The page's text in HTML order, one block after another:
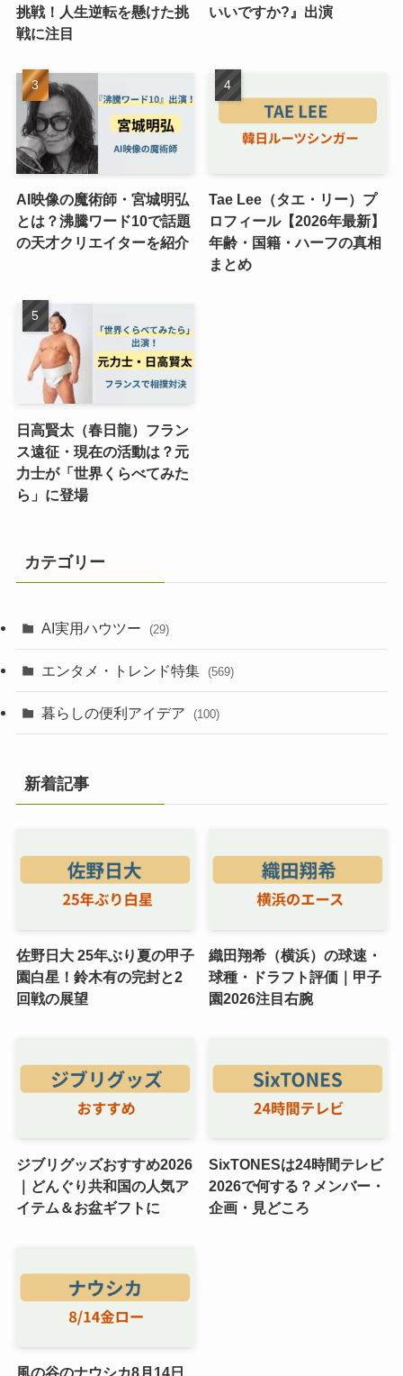
挑戦！人生逆転を懸けた挑
戦に注目
いいですか?』出演
AI映像の魔術師・宮城明弘
とは？沸騰ワード10で話題
の天才クリエイターを紹介
Tae Lee（タエ・リー）プ
ロフィール【2026年最新】
年齢・国籍・ハーフの真相
まとめ
日高賢太（春日龍）フラン
ス遠征・現在の活動は？元
力士が「世界くらべてみた
ら」に登場
カテゴリー
AI実用ハウツー (29)
エンタメ・トレンド特集 (569)
暮らしの便利アイデア (100)
新着記事
佐野日大 25年ぶり夏の甲子
園白星！鈴木有の完封と2
回戦の展望
織田翔希（横浜）の球速・
球種・ドラフト評価｜甲子
園2026注目右腕
ジブリグッズおすすめ2026
｜どんぐり共和国の人気ア
イテム＆お盆ギフトに
SixTONESは24時間テレビ
2026で何する？メンバー・
企画・見どころ
風の谷のナウシカ8月14日